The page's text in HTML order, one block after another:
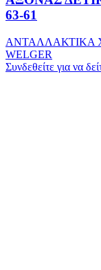
63-61
ΑΝΤΑΛΛΑΚΤΙΚΑ
WELGER
Συνδεθείτε για να